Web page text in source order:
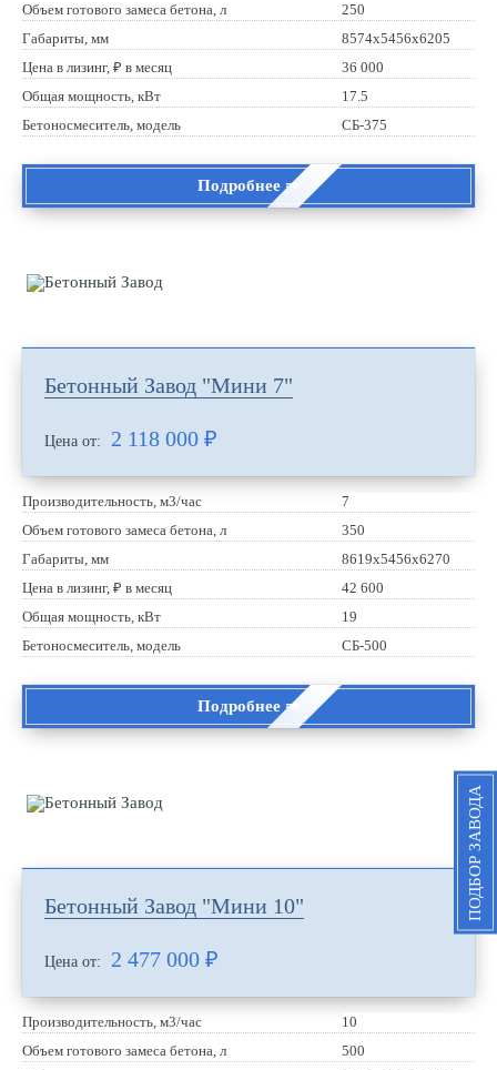
Объем готового замеса бетона, л
250
Габариты, мм
8574х5456х6205
Цена в лизинг, ₽ в месяц
36 000
Общая мощность, кВт
17.5
Бетоносмеситель, модель
СБ-375
Подробнее ⇒
Бетонный Завод "Мини 7"
Цена от: 2 118 000 ₽
Производительность, м3/час
7
Объем готового замеса бетона, л
350
Габариты, мм
8619х5456х6270
Цена в лизинг, ₽ в месяц
42 600
Общая мощность, кВт
19
Бетоносмеситель, модель
СБ-500
Подробнее ⇒
Бетонный Завод "Мини 10"
Цена от: 2 477 000 ₽
Производительность, м3/час
10
Объем готового замеса бетона, л
500
ПОДБОР ЗАВОДА